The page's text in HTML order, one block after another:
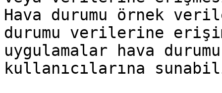
Hava durumu örnek
durumu verilerine
uygulamalar hava
kullanıcılarına